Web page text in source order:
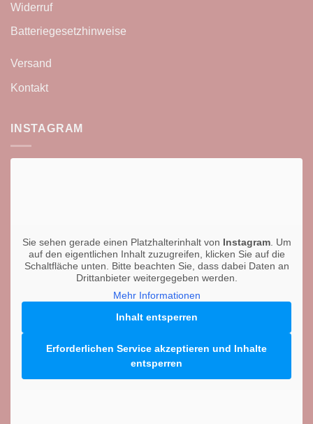
Widerruf
Batteriegesetzhinweise
Versand
Kontakt
INSTAGRAM
Sie sehen gerade einen Platzhalterinhalt von Instagram. Um
auf den eigentlichen Inhalt zuzugreifen, klicken Sie auf die
Schaltfläche unten. Bitte beachten Sie, dass dabei Daten an
Drittanbieter weitergegeben werden.
Mehr Informationen
Inhalt entsperren
Erforderlichen Service akzeptieren und Inhalte
entsperren